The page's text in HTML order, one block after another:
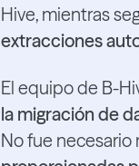
Hive, mientras
extracciones
El equipo de B-
la migración de
No fue necesario